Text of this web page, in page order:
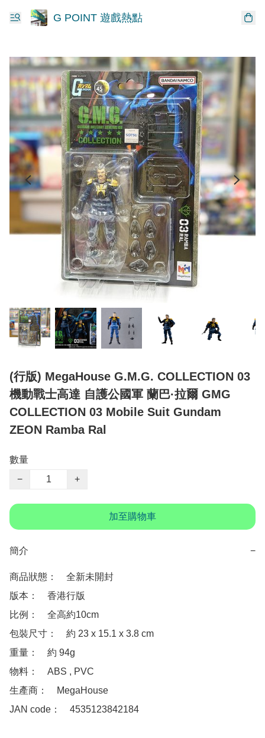
G POINT 遊戲熱點
(行版) MegaHouse G.M.G. COLLECTION 03
機動戰士高達 自護公國軍 蘭巴·拉爾 GMG
COLLECTION 03 Mobile Suit Gundam
ZEON Ramba Ral
數量
−
+
加至購物車
簡介 −
商品狀態：　全新未開封
版本：　香港行版
比例：　全高約10cm
包裝尺寸：　約 23 x 15.1 x 3.8 cm
重量：　約 94g
物料：　ABS , PVC
生產商：　MegaHouse
JAN code：　4535123842184